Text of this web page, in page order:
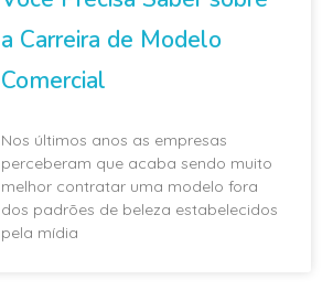
a Carreira de Modelo
Comercial
Nos últimos anos as empresas
perceberam que acaba sendo muito
melhor contratar uma modelo fora
dos padrões de beleza estabelecidos
pela mídia